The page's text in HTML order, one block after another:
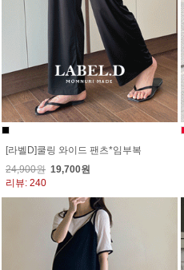
[라벨D]쿨링 와이드 팬츠*임부복
24,900원 19,700원
리뷰: 240